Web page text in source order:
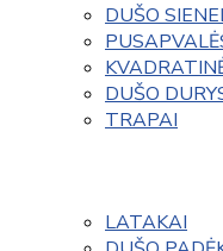
DUŠO
DUŠO
TRAPAI
LATAKAI